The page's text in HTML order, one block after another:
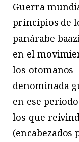
Guerra
principios de
panárabe
en el
los
denominada
en ese
los que
(encabezados